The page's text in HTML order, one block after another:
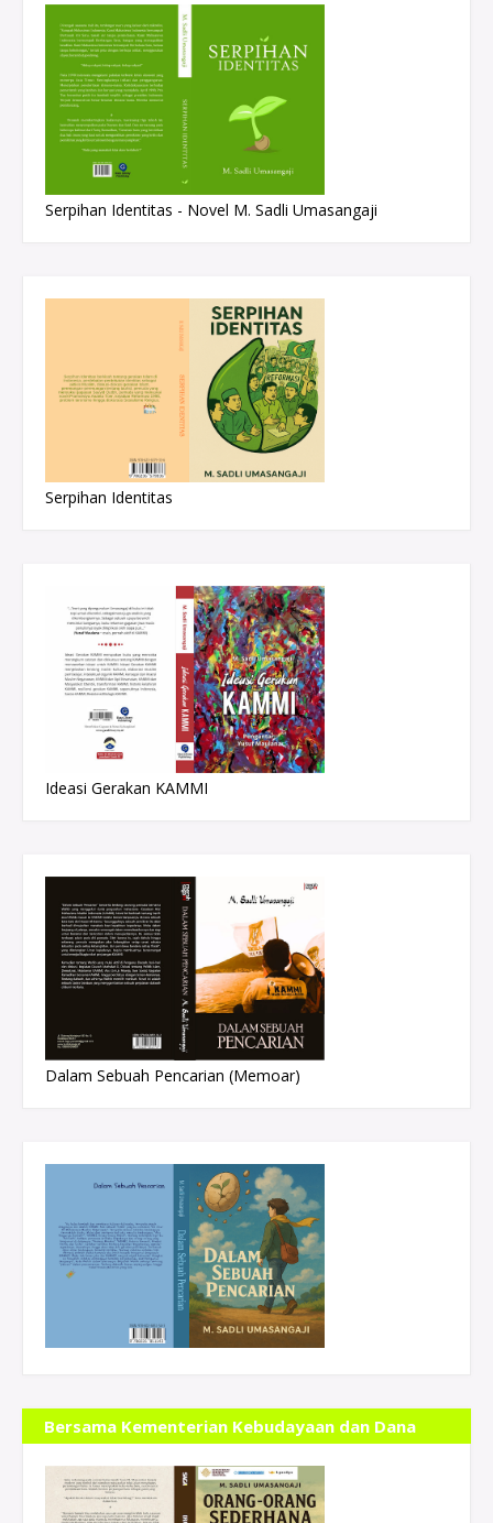
Serpihan Identitas - Novel M. Sadli Umasangaji
Serpihan Identitas
Ideasi Gerakan KAMMI
Dalam Sebuah Pencarian (Memoar)
Bersama Kementerian Kebudayaan dan Dana
Indonesiana